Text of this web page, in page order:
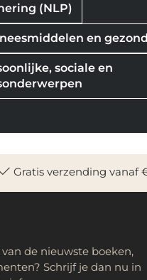
(NLP)
en
sociale en
Gratis verzending vanaf
de nieuwste boeken,
Schrijf je dan nu in